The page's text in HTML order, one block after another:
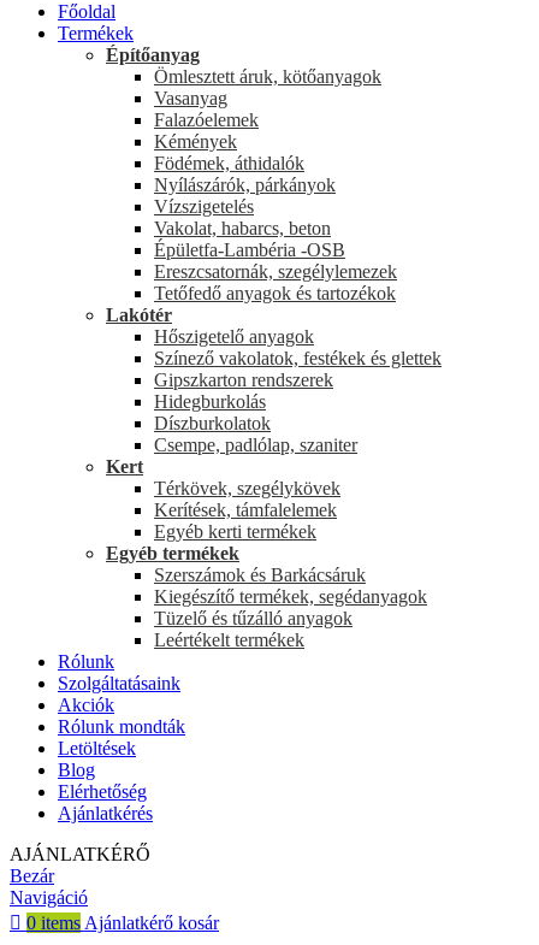
Főoldal
Termékek
Építőanyag
Ömlesztett áruk, kötőanyagok
Vasanyag
Falazóelemek
Kémények
Födémek, áthidalók
Nyílászárók, párkányok
Vízszigetelés
Vakolat, habarcs, beton
Épületfa-Lambéria -OSB
Ereszcsatornák, szegélylemezek
Tetőfedő anyagok és tartozékok
Lakótér
Hőszigetelő anyagok
Színező vakolatok, festékek és glettek
Gipszkarton rendszerek
Hidegburkolás
Díszburkolatok
Csempe, padlólap, szaniter
Kert
Térkövek, szegélykövek
Kerítések, támfalelemek
Egyéb kerti termékek
Egyéb termékek
Szerszámok és Barkácsáruk
Kiegészítő termékek, segédanyagok
Tüzelő és tűzálló anyagok
Leértékelt termékek
Rólunk
Szolgáltatásaink
Akciók
Rólunk mondták
Letöltések
Blog
Elérhetőség
Ajánlatkérés
AJÁNLATKÉRŐ
Bezár
Navigáció
0 items Ajánlatkérő kosár